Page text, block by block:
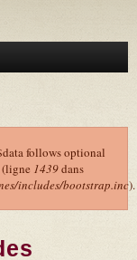
follows optional
(ligne 1439dans
includes/bootstrap.inc).